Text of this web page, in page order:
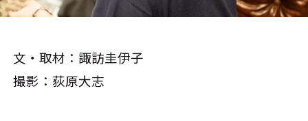
文・取材：諏訪圭伊子
撮影：荻原大志